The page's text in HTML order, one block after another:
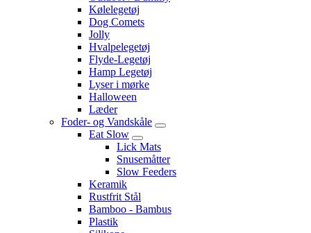
Kølelegetøj
Dog Comets
Jolly
Hvalpelegetøj
Flyde-Legetøj
Hamp Legetøj
Lyser i mørke
Halloween
Læder
Foder- og Vandskåle
Eat Slow
Lick Mats
Snusemåtter
Slow Feeders
Keramik
Rustfrit Stål
Bamboo - Bambus
Plastik